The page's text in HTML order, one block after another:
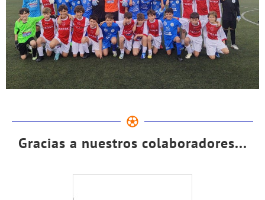
Gracias a nuestros colaboradores...